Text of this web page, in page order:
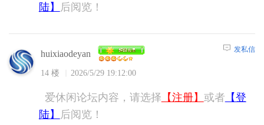
陆】
后阅览！
huixiaodeyan
14 楼 2026/5/29 19:12:00
发私信
爱休闲论坛内容，请选择 【注册】 或者 【登
陆】
后阅览！